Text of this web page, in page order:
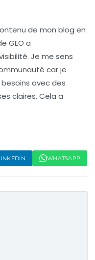
de mon blog en
GEO a
Je me sens
car je
avec des
claires. Cela a
WHATSAPP